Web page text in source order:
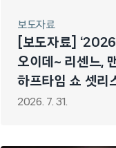
보도자료
[보도자료]
오이데~ 리센느,
하프타임 쇼 셋리
신화’ LOVE
2026. 7. 31.